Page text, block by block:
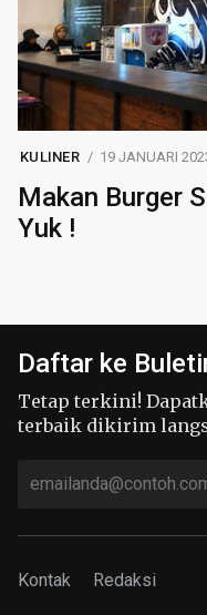
KULINER 19 JANUARI
Makan Burger
Yuk !
Daftar ke
Tetap terkini!
terbaik dikirim
Kontak Redaksi